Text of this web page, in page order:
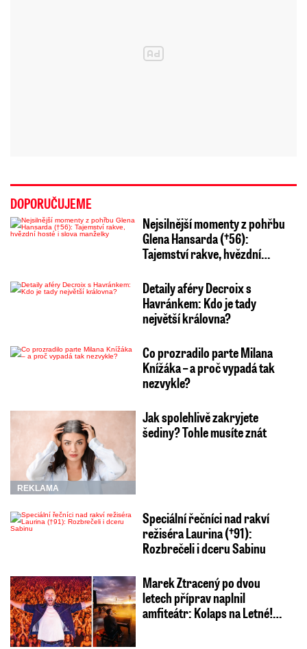
DOPORUČUJEME
Nejsilnější momenty z pohřbu
Glena Hansarda (†56):
Tajemství rakve, hvězdní…
Detaily aféry Decroix s
Havránkem: Kdo je tady
největší královna?
Co prozradilo parte Milana
Knížáka – a proč vypadá tak
nezvykle?
REKLAMA
Jak spolehlivě zakryjete
šediny? Tohle musíte znát
Speciální řečníci nad rakví
režiséra Laurina (†91):
Rozbrečeli i dceru Sabinu
Marek Ztracený po dvou
letech příprav naplnil
amfiteátr: Kolaps na Letné!…